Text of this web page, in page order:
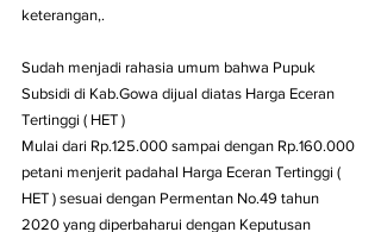
keterangan,.
Sudah menjadi rahasia umum bahwa Pupuk
Subsidi di Kab.Gowa dijual diatas Harga Eceran
Tertinggi ( HET )
Mulai dari Rp.125.000 sampai dengan Rp.160.000
petani menjerit padahal Harga Eceran Tertinggi (
HET ) sesuai dengan Permentan No.49 tahun
2020 yang diperbaharui dengan Keputusan